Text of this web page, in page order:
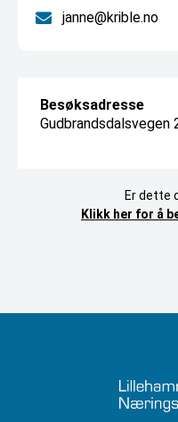
janne@krible.no
Besøksadresse
Gudbrandsdalsvegen
Er dette
Klikk her for å